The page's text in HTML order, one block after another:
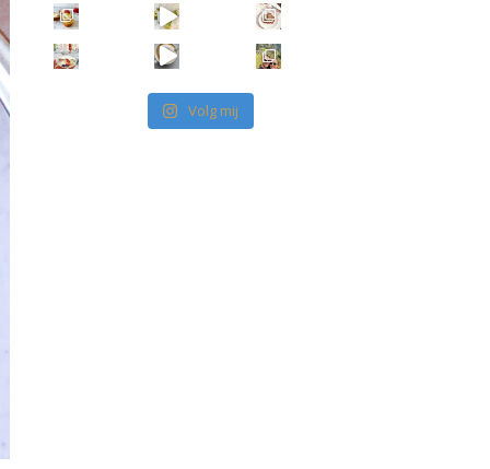
Na 2,5 maand in Zuid-Amerika
Volg mij